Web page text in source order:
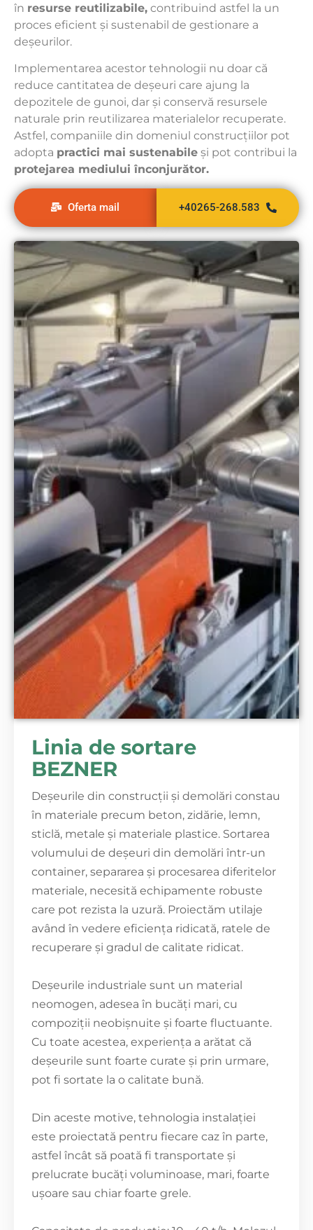
în resurse reutilizabile, contribuind astfel la un
proces eficient și sustenabil de gestionare a
deșeurilor.
Implementarea acestor tehnologii nu doar că
reduce cantitatea de deșeuri care ajung la
depozitele de gunoi, dar și conservă resursele
naturale prin reutilizarea materialelor recuperate.
Astfel, companiile din domeniul construcțiilor pot
adopta practici mai sustenabile și pot contribui la
protejarea mediului înconjurător.
Oferta mail +40265-268.583
Linia de sortare
BEZNER
Deșeurile din construcții și demolări constau
în materiale precum beton, zidărie, lemn,
sticlă, metale și materiale plastice. Sortarea
volumului de deșeuri din demolări într-un
container, separarea și procesarea diferitelor
materiale, necesită echipamente robuste
care pot rezista la uzură. Proiectăm utilaje
având în vedere eficiența ridicată, ratele de
recuperare și gradul de calitate ridicat.
Deșeurile industriale sunt un material
neomogen, adesea în bucăți mari, cu
compoziții neobișnuite și foarte fluctuante.
Cu toate acestea, experiența a arătat că
deșeurile sunt foarte curate și prin urmare,
pot fi sortate la o calitate bună.
Din aceste motive, tehnologia instalației
este proiectată pentru fiecare caz în parte,
astfel încât să poată fi transportate și
prelucrate bucăți voluminoase, mari, foarte
ușoare sau chiar foarte grele.